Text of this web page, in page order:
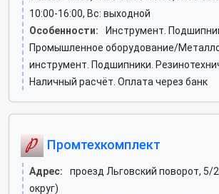
10:00-16:00, Вс: выходной
Особенности:
Инструмент.
Промышленное оборудование/
инструмент. Подшипники.
Наличный расчёт. Оплата через банк
Промтехкомплект
Адрес:
проезд Льговский поворот, 5/
округ)